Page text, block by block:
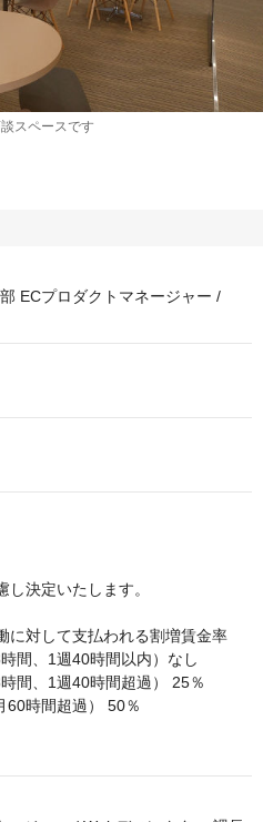
スペースです
ECプロダクトマネージャー /
決定いたします。
に対して支払われる割増賃金率
間、1週40時間以内）なし
間、1週40時間超過） 25％
時間超過） 50％